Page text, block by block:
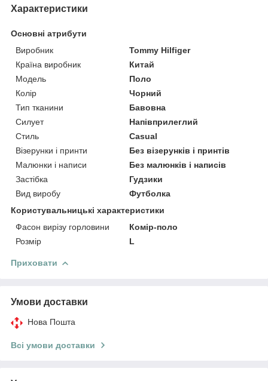
Характеристики
Основні атрибути
Виробник
Tommy Hilfiger
Країна виробник
Китай
Модель
Поло
Колір
Чорний
Тип тканини
Бавовна
Силует
Напівприлеглий
Стиль
Casual
Візерунки і принти
Без візерунків і принтів
Малюнки і написи
Без малюнків і написів
Застібка
Гудзики
Вид виробу
Футболка
Користувальницькі характеристики
Фасон вирізу горловини
Комір-поло
Розмір
L
Приховати
Умови доставки
Нова Пошта
Всі умови доставки